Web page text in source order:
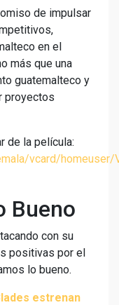
de impulsar
en el
más que una
guatemalteco y
proyectos
de la película:
vcard/homeuser/
Bueno
con su
positivas por el
lo bueno.
estrenan